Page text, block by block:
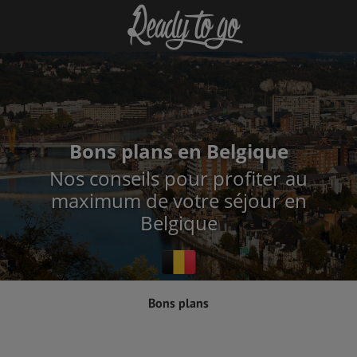
Bons plans en Belgique
Nos conseils pour profiter au
maximum de votre séjour en
Belgique
Bons plans